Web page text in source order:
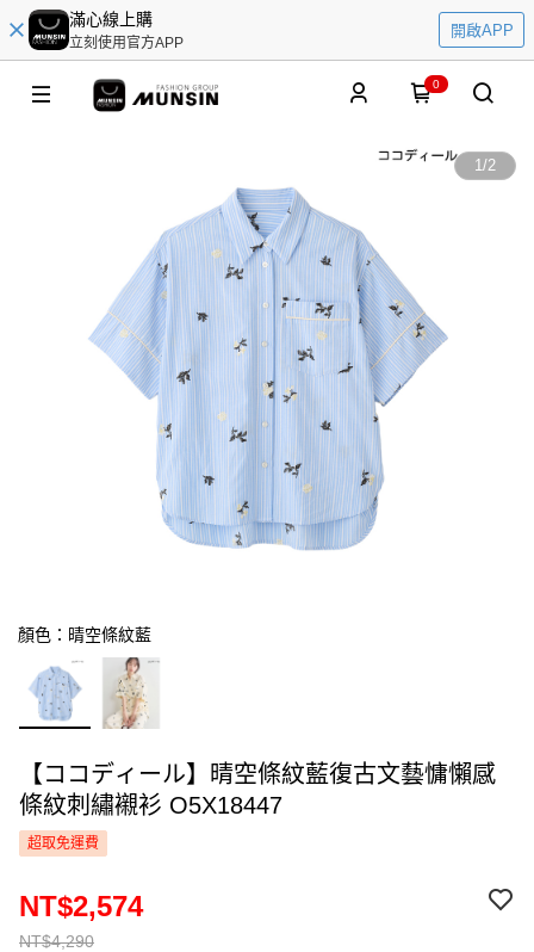
滿心線上購
立刻使用官方APP
開啟APP
0
1/2
顏色：晴空條紋藍
【ココディール】晴空條紋藍復古文藝慵懶感
條紋刺繡襯衫 O5X18447
超取免運費
NT$4,290
NT$2,574